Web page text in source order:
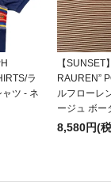
ラ
ツ - ネ
【SUNSET
RAUREN”
ルフローレ
ージュ ボー
8,580円(